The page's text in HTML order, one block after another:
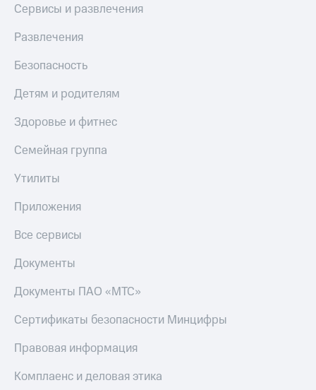
Сервисы и развлечения
Развлечения
Безопасность
Детям и родителям
Здоровье и фитнес
Семейная группа
Утилиты
Приложения
Все сервисы
Документы
Документы ПАО «МТС»
Сертификаты безопасности Минцифры
Правовая информация
Комплаенс и деловая этика